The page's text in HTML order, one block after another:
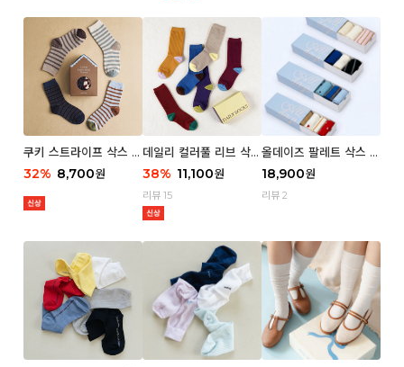
쿠키 스트라이프 삭스 우
먼 2P
32% 8,700원
데일리 컬러풀 리브 삭스
우먼 3P 세트
38% 11,100원
리뷰 15
올데이즈 팔레트 삭스 우
먼 5P
18,900원
리뷰 2